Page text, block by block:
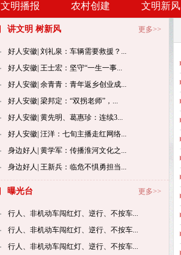
文明播报 农村创建 文明新风
更多>>
讲文明 树新风
好人安徽| 刘礼泉：车辆需要救援？...
好人安徽| 王士宏：坚守“一生一事...
好人安徽| 余青青：青年返乡创业成...
好人安徽| 梁邦定：“双拐老师”，...
好人安徽| 黄先明、葛惠珍：连续3...
好人安徽| 汪洋：七旬主播走红网络...
身边好人| 黄学军：传播淮河文化之...
身边好人| 王新兵：临危不惧勇担当...
更多>>
曝光台
行人、非机动车闯红灯、逆行、不按车...
行人、非机动车闯红灯、逆行、不按车...
行人、非机动车闯红灯、逆行、不按车...